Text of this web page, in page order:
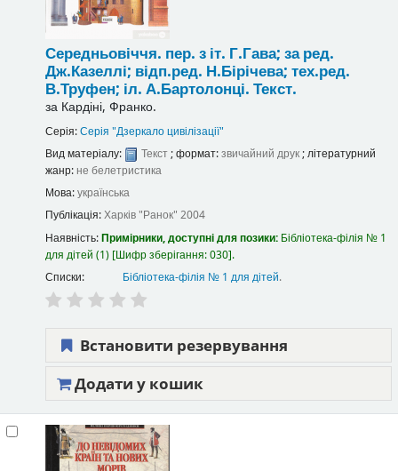
Середньовіччя. пер. з іт. Г.Гава; за ред.
Дж.Казеллі; відп.ред. Н.Бірічева; тех.ред.
В.Труфен; іл. А.Бартолонці. Текст.
за Кардіні, Франко.
Серія:Серія "Дзеркало цивілізації"
Вид матеріалу:
Текст; формат:звичайний друк; літературний
жанр: не белетристика
Мова:українська
Публікація:Харків"Ранок" 2004
Наявність:Примірники, доступні для позики: Бібліотека-філія № 1
для дітей (1) Шифр зберігання:030 .
Списки:
Бібліотека-філія № 1 для дітей.
Встановити резервування
Додати у кошик